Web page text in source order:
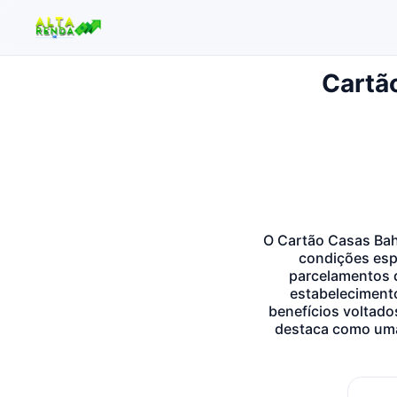
O Cartão Casas
condições
parcelamentos
benefícios
destaca como